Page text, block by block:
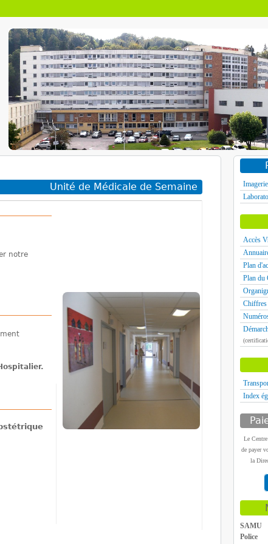
Unité de Médicale de Semaine
notre
Accès
Plan
Plan du
Chiffres
Index
Le
de payer
la
SAMU
Police